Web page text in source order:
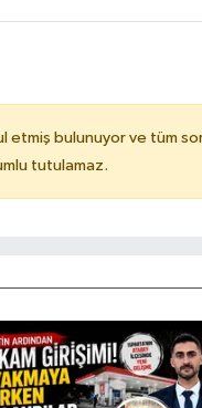
etmiş bulunuyor ve tüm
tutulamaz.